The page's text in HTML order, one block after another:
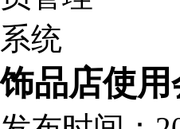
饰品店使